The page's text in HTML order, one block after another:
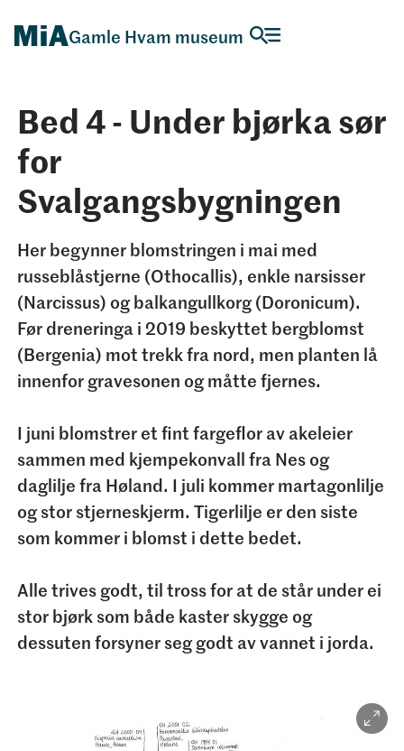
Gamle Hvam museum
Bed 4 - Under bjørka sør
for
Svalgangsbygningen
Her begynner blomstringen i mai med
russeblåstjerne (Othocallis), enkle narsisser
(Narcissus) og balkangullkorg (Doronicum).
Før dreneringa i 2019 beskyttet bergblomst
(Bergenia) mot trekk fra nord, men planten lå
innenfor gravesonen og måtte fjernes.
I juni blomstrer et fint fargeflor av akeleier
sammen med kjempekonvall fra Nes og
daglilje fra Høland. I juli kommer martagonlilje
og stor stjerneskjerm. Tigerlilje er den siste
som kommer i blomst i dette bedet.
Alle trives godt, til tross for at de står under ei
stor bjørk som både kaster skygge og
dessuten forsyner seg godt av vannet i jorda.